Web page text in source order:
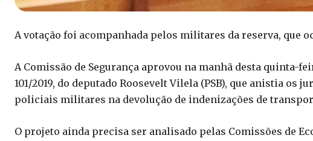
A votação foi acompanhada pelos militares da reserva, que
A Comissão de Segurança aprovou na manhã desta quinta-
101/2019, do deputado Roosevelt Vilela (PSB), que anistia os
policiais militares na devolução de indenizações de
O projeto ainda precisa ser analisado pelas Comissões de